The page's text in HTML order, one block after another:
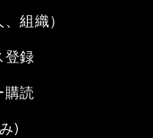
組織）
登録
購読
)